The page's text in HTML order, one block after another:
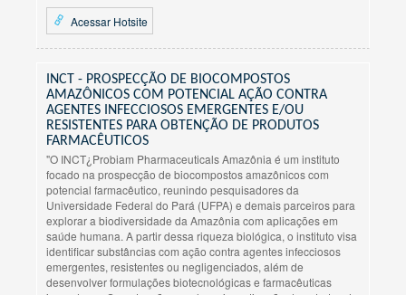
Acessar Hotsite
INCT - PROSPECÇÃO DE BIOCOMPOSTOS
AMAZÔNICOS COM POTENCIAL AÇÃO CONTRA
AGENTES INFECCIOSOS EMERGENTES E/OU
RESISTENTES PARA OBTENÇÃO DE PRODUTOS
FARMACÊUTICOS
"O INCT¿Probiam Pharmaceuticals Amazônia é um instituto
focado na prospecção de biocompostos amazônicos com
potencial farmacêutico, reunindo pesquisadores da
Universidade Federal do Pará (UFPA) e demais parceiros para
explorar a biodiversidade da Amazônia com aplicações em
saúde humana. A partir dessa riqueza biológica, o instituto visa
identificar substâncias com ação contra agentes infecciosos
emergentes, resistentes ou negligenciados, além de
desenvolver formulações biotecnológicas e farmacêuticas